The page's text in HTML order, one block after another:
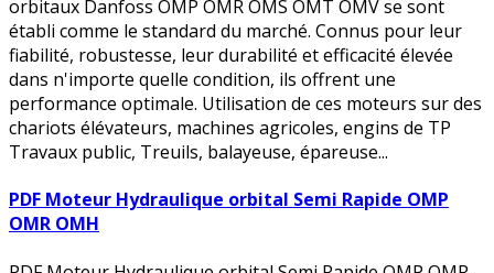
orbitaux Danfoss OMP OMR OMS OMT OMV se sont
établi comme le standard du marché. Connus pour leur
fiabilité, robustesse, leur durabilité et efficacité élevée
dans n'importe quelle condition, ils offrent une
performance optimale. Utilisation de ces moteurs sur des
chariots élévateurs, machines agricoles, engins de TP
Travaux public, Treuils, balayeuse, épareuse...
PDF Moteur Hydraulique orbital Semi Rapide OMP
OMR OMH